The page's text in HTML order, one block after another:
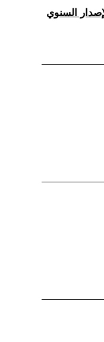
السنوي